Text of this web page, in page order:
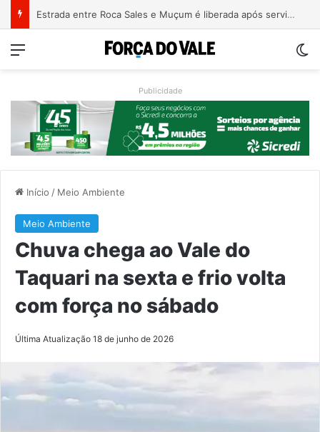
Estrada entre Roca Sales e Muçum é liberada após serviços de manutenção
Menu
Publicidade
Início / Meio Ambiente
Meio Ambiente
Chuva chega ao Vale do
Taquari na sexta e frio volta
com força no sábado
Última Atualização 18 de junho de 2026